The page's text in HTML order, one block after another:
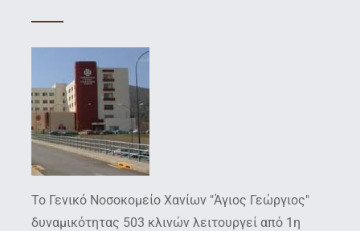
Το Γενικό Νοσοκομείο Χανίων "Άγιος Γεώργιος"
δυναμικότητας 503 κλινών λειτουργεί από 1η